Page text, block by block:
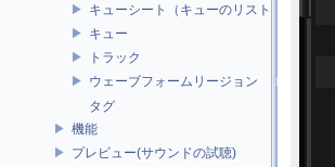
キューシート（キューのリスト）
キュー
トラック
ウェーブフォームリージョン
タグ
機能
プレビュー(サウンドの試聴)